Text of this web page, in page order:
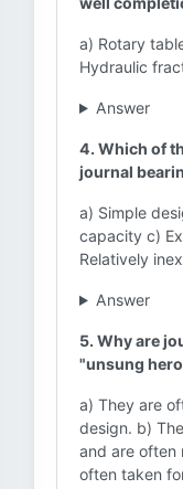
a) Rotary
Hydraulic
Answer
4. Which of
journal
a) Simple
capacity c)
Relatively
Answer
5. Why are
"unsung
a) They are
design. b)
and are often
often taken